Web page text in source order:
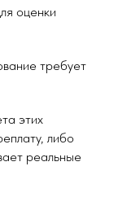
оценки
требует
этих
либо
реальные